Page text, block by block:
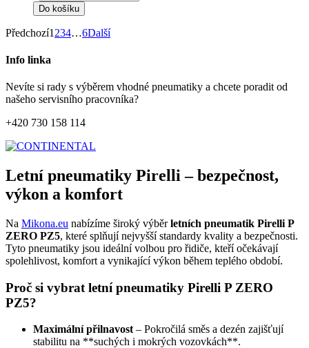
Do košíku
Předchozí1 234…6Další
Info linka
Nevíte si rady s výběrem vhodné pneumatiky a chcete poradit od
našeho servisního pracovníka?
+420 730 158 114
Letní pneumatiky Pirelli – bezpečnost,
výkon a komfort
Na Mikona.eu nabízíme široký výběrletních pneumatik Pirelli P
ZERO PZ5, které splňují nejvyšší standardy kvality a bezpečnosti.
Tyto pneumatiky jsou ideální volbou pro řidiče, kteří očekávají
spolehlivost, komfort a vynikající výkon během teplého období.
Proč si vybrat letní pneumatiky Pirelli P ZERO
PZ5?
Maximální přilnavost – Pokročilá směs a dezén zajišťují
stabilitu na **suchých i mokrých vozovkách**.